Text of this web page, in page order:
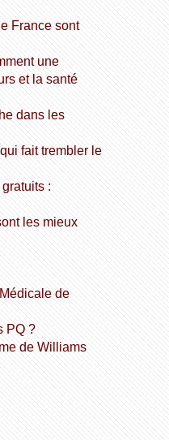
et la santé
PQ ?
de Williams